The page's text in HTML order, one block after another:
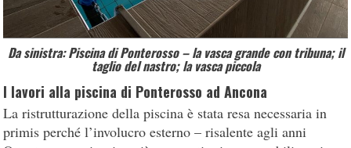
Da sinistra: Piscina di Ponterosso – la vasca grande con tribuna;il
taglio del nastro;la vasca piccola
I lavori alla piscina di Ponterosso ad Ancona
La ristrutturazione della piscina è stata resa necessaria in
primis perché l’involucro esterno – risalente agli anni